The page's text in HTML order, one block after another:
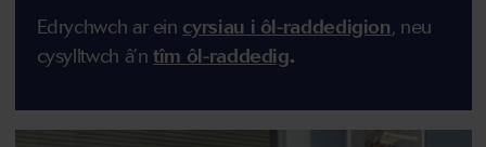
Edrychwch ar ein cyrsiau i ôl-raddedigion, neu
cysylltwch â’n tîm ôl-raddedig.